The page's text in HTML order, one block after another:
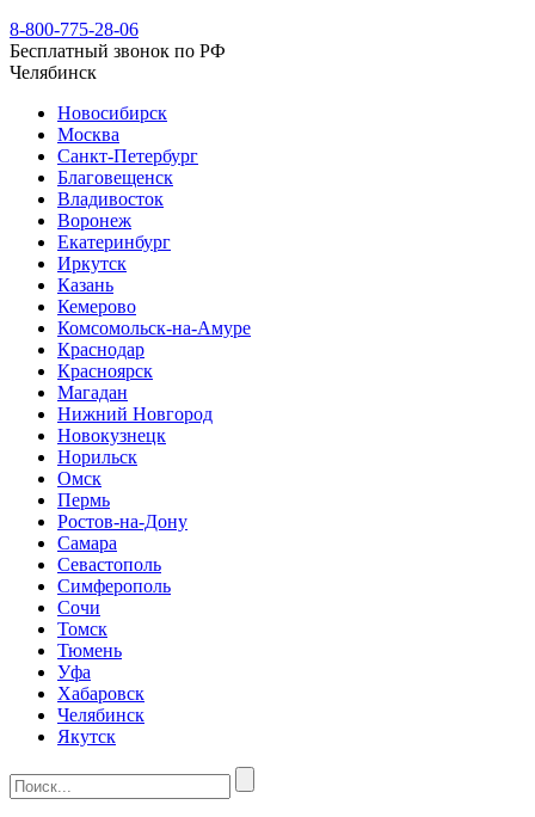
8-800-775-28-06
Бесплатный звонок по РФ
Челябинск
Новосибирск
Москва
Санкт-Петербург
Благовещенск
Владивосток
Воронеж
Екатеринбург
Иркутск
Казань
Кемерово
Комсомольск-на-Амуре
Краснодар
Красноярск
Магадан
Нижний Новгород
Новокузнецк
Норильск
Омск
Пермь
Ростов-на-Дону
Самара
Севастополь
Симферополь
Сочи
Томск
Тюмень
Уфа
Хабаровск
Челябинск
Якутск